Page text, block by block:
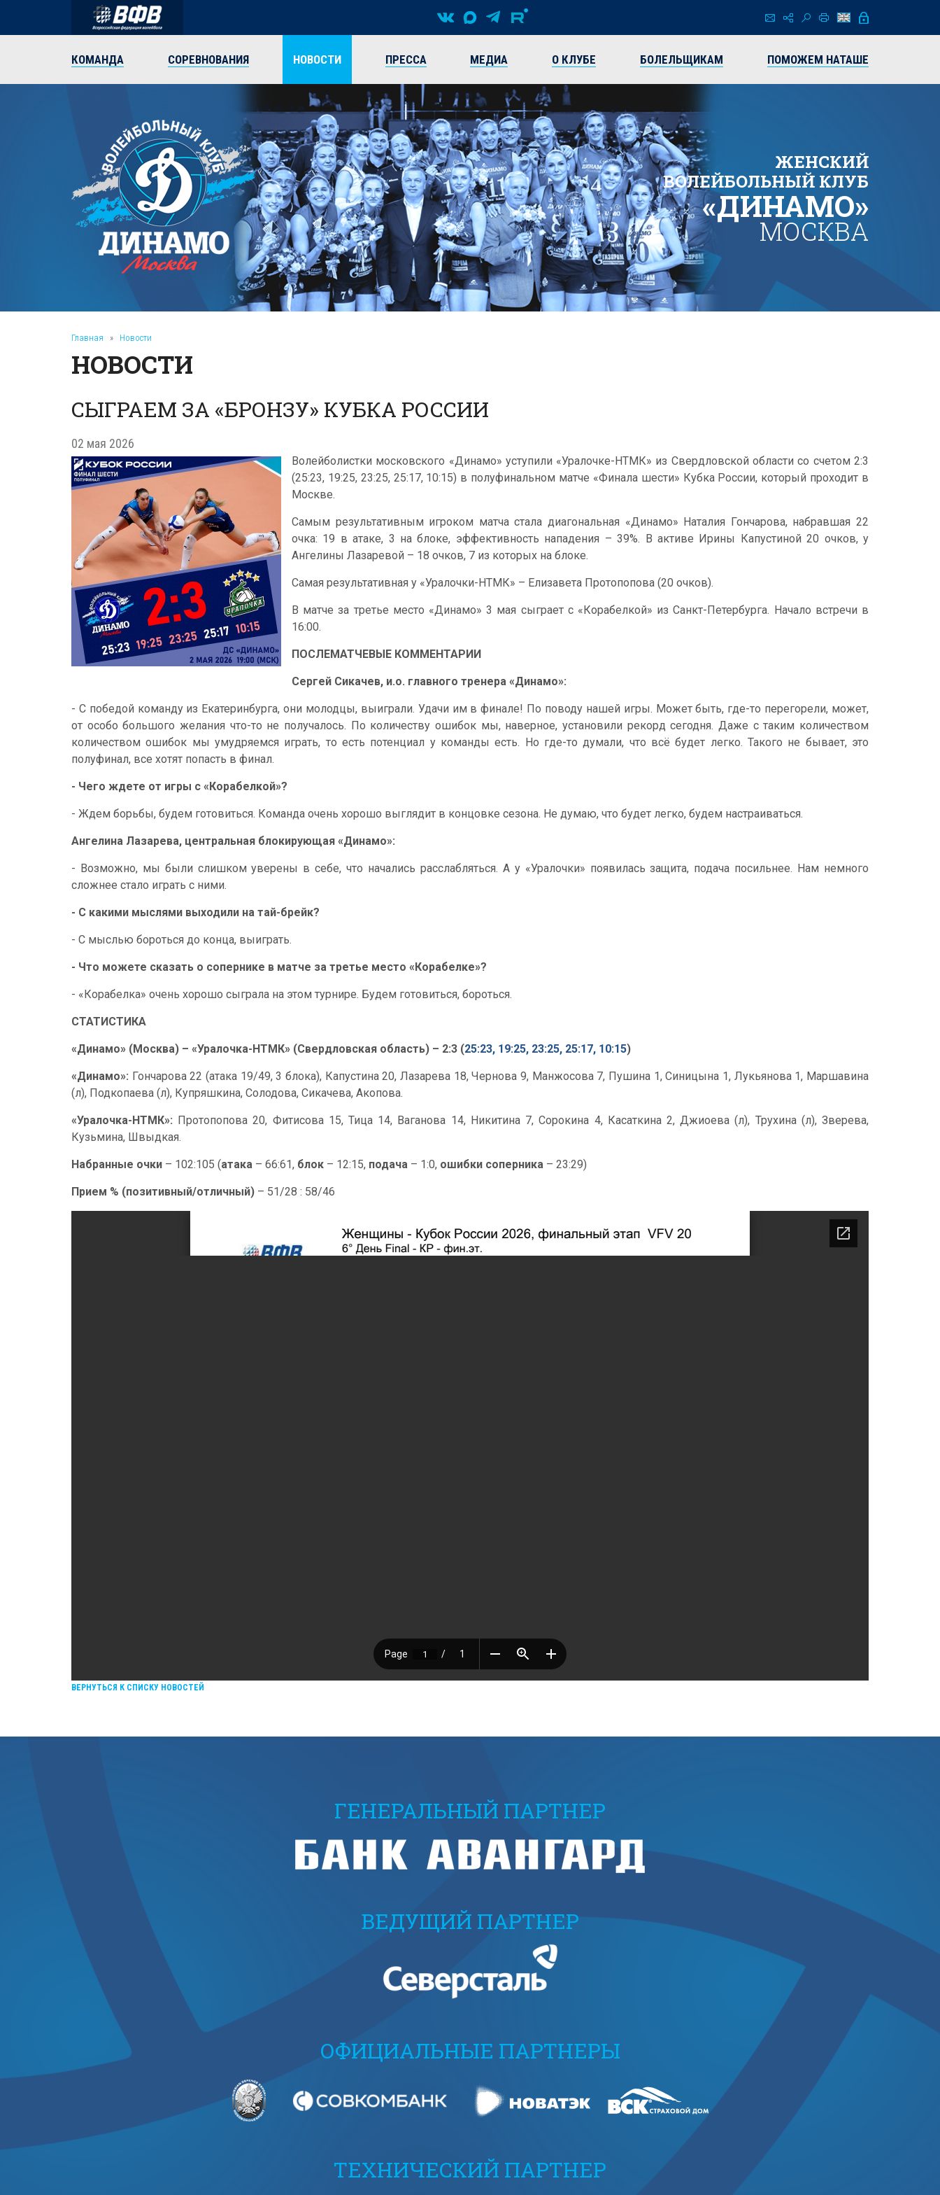
КОМАНДА СОРЕВНОВАНИЯ НОВОСТИ ПРЕССА МЕДИА О КЛУБЕ БОЛЕЛЬЩИКАМ ПОМОЖЕМ НАТАШЕ
ЖЕНСКИЙ
ВОЛЕЙБОЛЬНЫЙ КЛУБ
«ДИНАМО»
МОСКВА
Главная » Новости
НОВОСТИ
СЫГРАЕМ ЗА «БРОНЗУ» КУБКА РОССИИ
02 мая 2026
Волейболистки московского «Динамо» уступили «Уралочке-НТМК» из Свердловской области со счетом 2:3
(25:23, 19:25, 23:25, 25:17, 10:15) в полуфинальном матче «Финала шести» Кубка России, который проходит в
Москве.
Самым результативным игроком матча стала диагональная «Динамо» Наталия Гончарова, набравшая 22
очка: 19 в атаке, 3 на блоке, эффективность нападения – 39%. В активе Ирины Капустиной 20 очков, у
Ангелины Лазаревой – 18 очков, 7 из которых на блоке.
Самая результативная у «Уралочки-НТМК» – Елизавета Протопопова (20 очков).
В матче за третье место «Динамо» 3 мая сыграет с «Корабелкой» из Санкт-Петербурга. Начало встречи в
16:00.
ПОСЛЕМАТЧЕВЫЕ КОММЕНТАРИИ
Сергей Сикачев, и.о. главного тренера «Динамо»:
- С победой команду из Екатеринбурга, они молодцы, выиграли. Удачи им в финале! По поводу нашей игры. Может быть, где-то перегорели, может,
от особо большого желания что-то не получалось. По количеству ошибок мы, наверное, установили рекорд сегодня. Даже с таким количеством
количеством ошибок мы умудряемся играть, то есть потенциал у команды есть. Но где-то думали, что всё будет легко. Такого не бывает, это
полуфинал, все хотят попасть в финал.
- Чего ждете от игры с «Корабелкой»?
- Ждем борьбы, будем готовиться. Команда очень хорошо выглядит в концовке сезона. Не думаю, что будет легко, будем настраиваться.
Ангелина Лазарева, центральная блокирующая «Динамо»:
- Возможно, мы были слишком уверены в себе, что начались расслабляться. А у «Уралочки» появилась защита, подача посильнее. Нам немного
сложнее стало играть с ними.
- С какими мыслями выходили на тай-брейк?
- С мыслью бороться до конца, выиграть.
- Что можете сказать о сопернике в матче за третье место «Корабелке»?
- «Корабелка» очень хорошо сыграла на этом турнире. Будем готовиться, бороться.
СТАТИСТИКА
«Динамо» (Москва) – «Уралочка-НТМК» (Свердловская область) – 2:3 (25:23, 19:25, 23:25, 25:17, 10:15)
«Динамо»: Гончарова 22 (атака 19/49, 3 блока), Капустина 20, Лазарева 18, Чернова 9, Манжосова 7, Пушина 1, Синицына 1, Лукьянова 1, Маршавина
(л), Подкопаева (л), Купряшкина, Солодова, Сикачева, Акопова.
«Уралочка-НТМК»: Протопопова 20, Фитисова 15, Тица 14, Ваганова 14, Никитина 7, Сорокина 4, Касаткина 2, Джиоева (л), Трухина (л), Зверева,
Кузьмина, Швыдкая.
Набранные очки – 102:105 (атака – 66:61, блок – 12:15, подача – 1:0, ошибки соперника – 23:29)
Прием % (позитивный/отличный) – 51/28 : 58/46
ВЕРНУТЬСЯ К СПИСКУ НОВОСТЕЙ
ГЕНЕРАЛЬНЫЙ ПАРТНЕР
ВЕДУЩИЙ ПАРТНЕР
ОФИЦИАЛЬНЫЕ ПАРТНЕРЫ
ТЕХНИЧЕСКИЙ ПАРТНЕР